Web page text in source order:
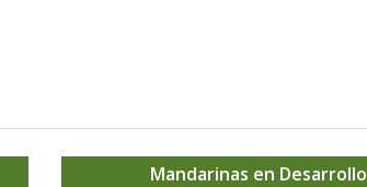
Mandarinas en Desarrollo